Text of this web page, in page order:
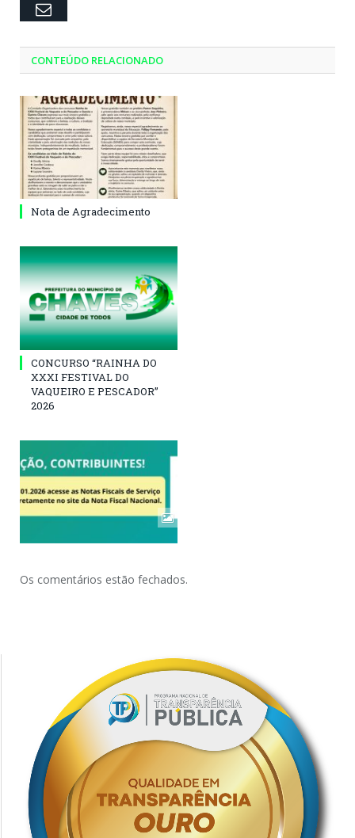
Email
CONTEÚDO RELACIONADO
Nota de Agradecimento
CONCURSO “RAINHA DO
XXXI FESTIVAL DO
VAQUEIRO E PESCADOR”
2026
Os comentários estão fechados.